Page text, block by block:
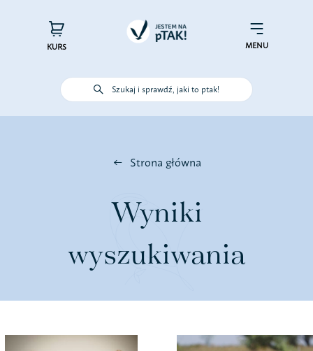
KURS MENU
Szukaj i sprawdź, jaki to ptak!
Poznaj ptaki
Poznaj nas – zespół Jestem na
pTAK!
Sprawdź efekty
Strona główna
Wyniki
wyszukiwania